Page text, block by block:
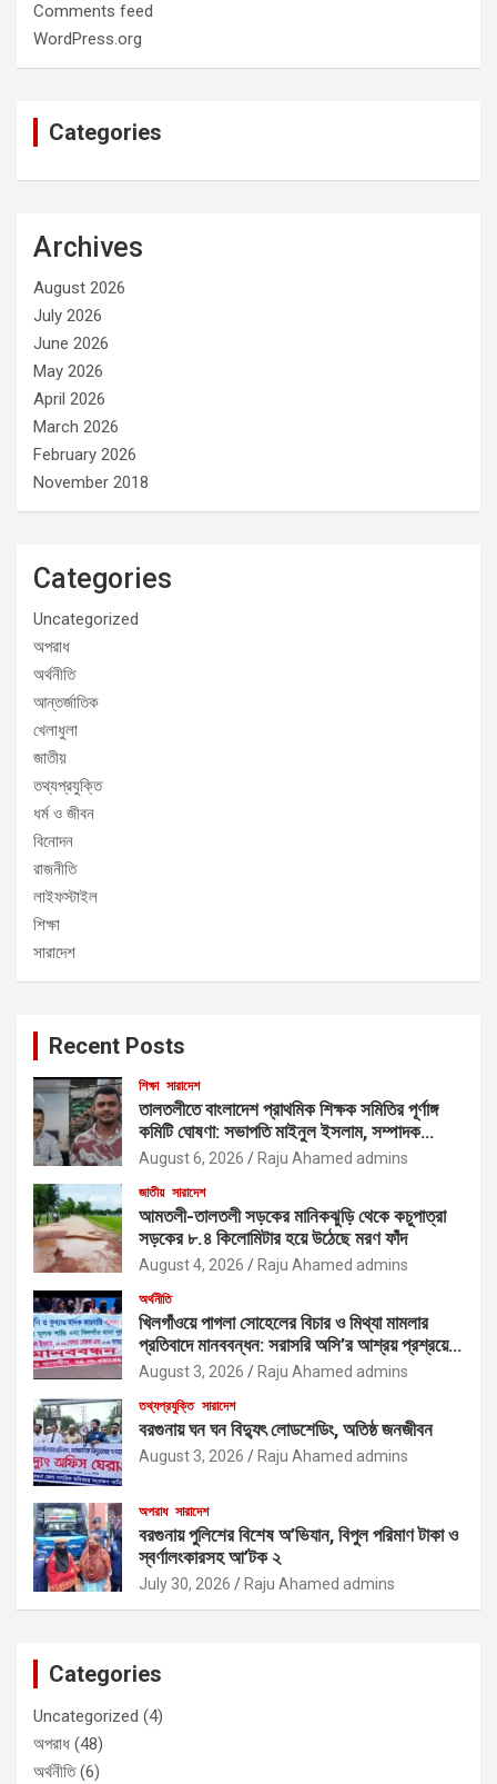
Comments feed
WordPress.org
Categories
Archives
August 2026
July 2026
June 2026
May 2026
April 2026
March 2026
February 2026
November 2018
Categories
Uncategorized
অপরাধ
অর্থনীতি
আন্তর্জাতিক
খেলাধুলা
জাতীয়
তথ্যপ্রযুক্তি
ধর্ম ও জীবন
বিনোদন
রাজনীতি
লাইফস্টাইল
শিক্ষা
সারাদেশ
Recent Posts
শিক্ষা সারাদেশ
তালতলীতে বাংলাদেশ প্রাথমিক শিক্ষক সমিতির পূর্ণাঙ্গ
কমিটি ঘোষণা: সভাপতি মাইনুল ইসলাম, সম্পাদক
ফয়সাল আহমেদ
August 6, 2026 Raju Ahamed admins
জাতীয় সারাদেশ
আমতলী-তালতলী সড়কের মানিকঝুড়ি থেকে কচুপাত্রা
সড়কের ৮.৪ কিলোমিটার হয়ে উঠেছে মরণ ফাঁদ
August 4, 2026 Raju Ahamed admins
অর্থনীতি
খিলগাঁওয়ে পাগলা সোহেলের বিচার ও মিথ্যা মামলার
প্রতিবাদে মানববন্ধন: সরাসরি অসি’র আশ্রয় প্রশ্রয়ে
মাদক কারবারিদের দাপটের অভিযোগ
August 3, 2026 Raju Ahamed admins
তথ্যপ্রযুক্তি সারাদেশ
বরগুনায় ঘন ঘন বিদ্যুৎ লোডশেডিং, অতিষ্ঠ জনজীবন
August 3, 2026 Raju Ahamed admins
অপরাধ সারাদেশ
বরগুনায় পুলিশের বিশেষ অ’ভিযান, বিপুল পরিমাণ টাকা ও
স্বর্ণালংকারসহ আ’টক ২
July 30, 2026 Raju Ahamed admins
Categories
Uncategorized (4)
অপরাধ (48)
অর্থনীতি(6)